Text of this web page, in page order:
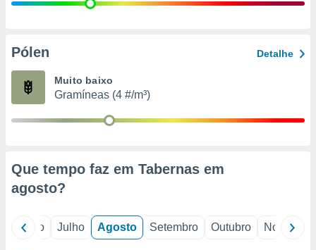
e
de
Pólen Detalhe
Muito baixo
Gramíneas (4 #/m³)
Que tempo faz em Tabernas em
agosto?
Junho Julho Agosto Setembro Outubro Novembro